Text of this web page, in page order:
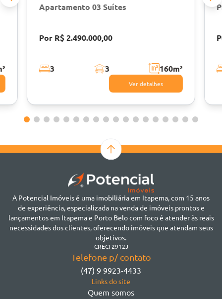
Apartamento 03 Suítes
Por R$ 2.490.000,00
3 3 160m²
Ver detalhes
A Potencial Imóveis é uma imobiliária em Itapema, com 15 anos
de experiência, especializada na venda de imóveis prontos e
lançamentos em Itapema e Porto Belo com foco é atender às reais
necessidades dos clientes, oferecendo imóveis que atendam seus
objetivos.
CRECI 2912J
Telefone p/ contato
(47) 9 9923-4433
Links do site
Quem somos